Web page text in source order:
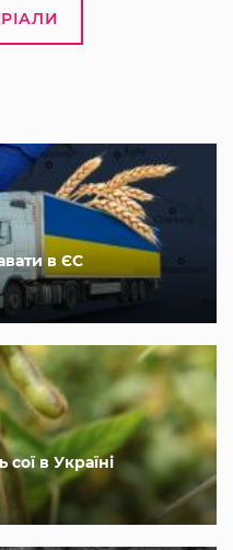
в ЄС
в Україні